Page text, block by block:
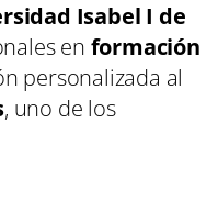
Isabel I de
en formación
personalizada al
, uno de los